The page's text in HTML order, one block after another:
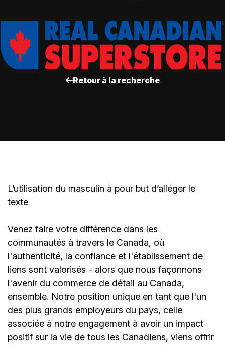
Retour à la recherche
L’utilisation du masculin à pour but d’alléger le
texte
Venez faire votre différence dans les
communautés à travers le Canada, où
l'authenticité, la confiance et l'établissement de
liens sont valorisés - alors que nous façonnons
l'avenir du commerce de détail au Canada,
ensemble. Notre position unique en tant que l'un
des plus grands employeurs du pays, celle
associée à notre engagement à avoir un impact
positif sur la vie de tous les Canadiens, viens offrir